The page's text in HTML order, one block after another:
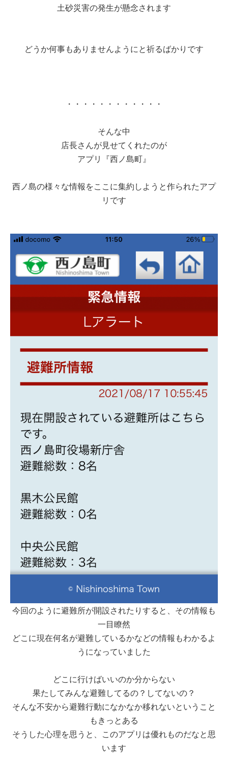
土砂災害の発生が懸念されます
どうか何事もありませんようにと祈るばかりです
・・・・・・・・・・・・
そんな中
店長さんが見せてくれたのが
アプリ『西ノ島町』
西ノ島の様々な情報をここに集約しようと作られたアプ
リです
今回のように避難所が開設されたりすると、その情報も
一目瞭然
どこに現在何名が避難しているかなどの情報もわかるよ
うになっていました
どこに行けばいいのか分からない
果たしてみんな避難してるの？してないの？
そんな不安から避難行動になかなか移れないということ
もきっとある
そうした心理を思うと、このアプリは優れものだなと思
います